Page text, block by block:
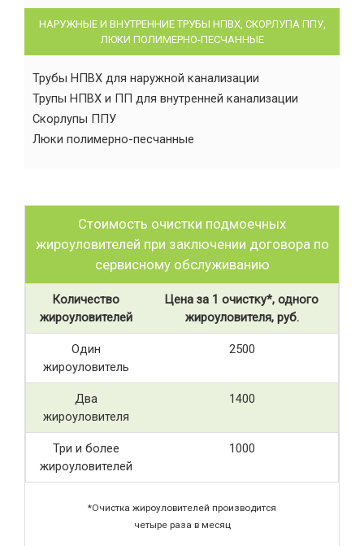
НАРУЖНЫЕ И ВНУТРЕННИЕ ТРУБЫ НПВХ, СКОРЛУПА ППУ,
ЛЮКИ ПОЛИМЕРНО-ПЕСЧАННЫЕ
Трубы НПВХ для наружной канализации
Трупы НПВХ и ПП для внутренней канализации
Скорлупы ППУ
Люки полимерно-песчанные
Стоимость очистки подмоечных
жироуловителей при заключении договора по
сервисному обслуживанию
Количество
жироуловителей
Цена за 1 очистку*, одного
жироуловителя, руб.
Один
жироуловитель
2500
Два
жироуловителя
1400
Три и более
жироуловителей
1000
*Очистка жироуловителей производится
четыре раза в месяц